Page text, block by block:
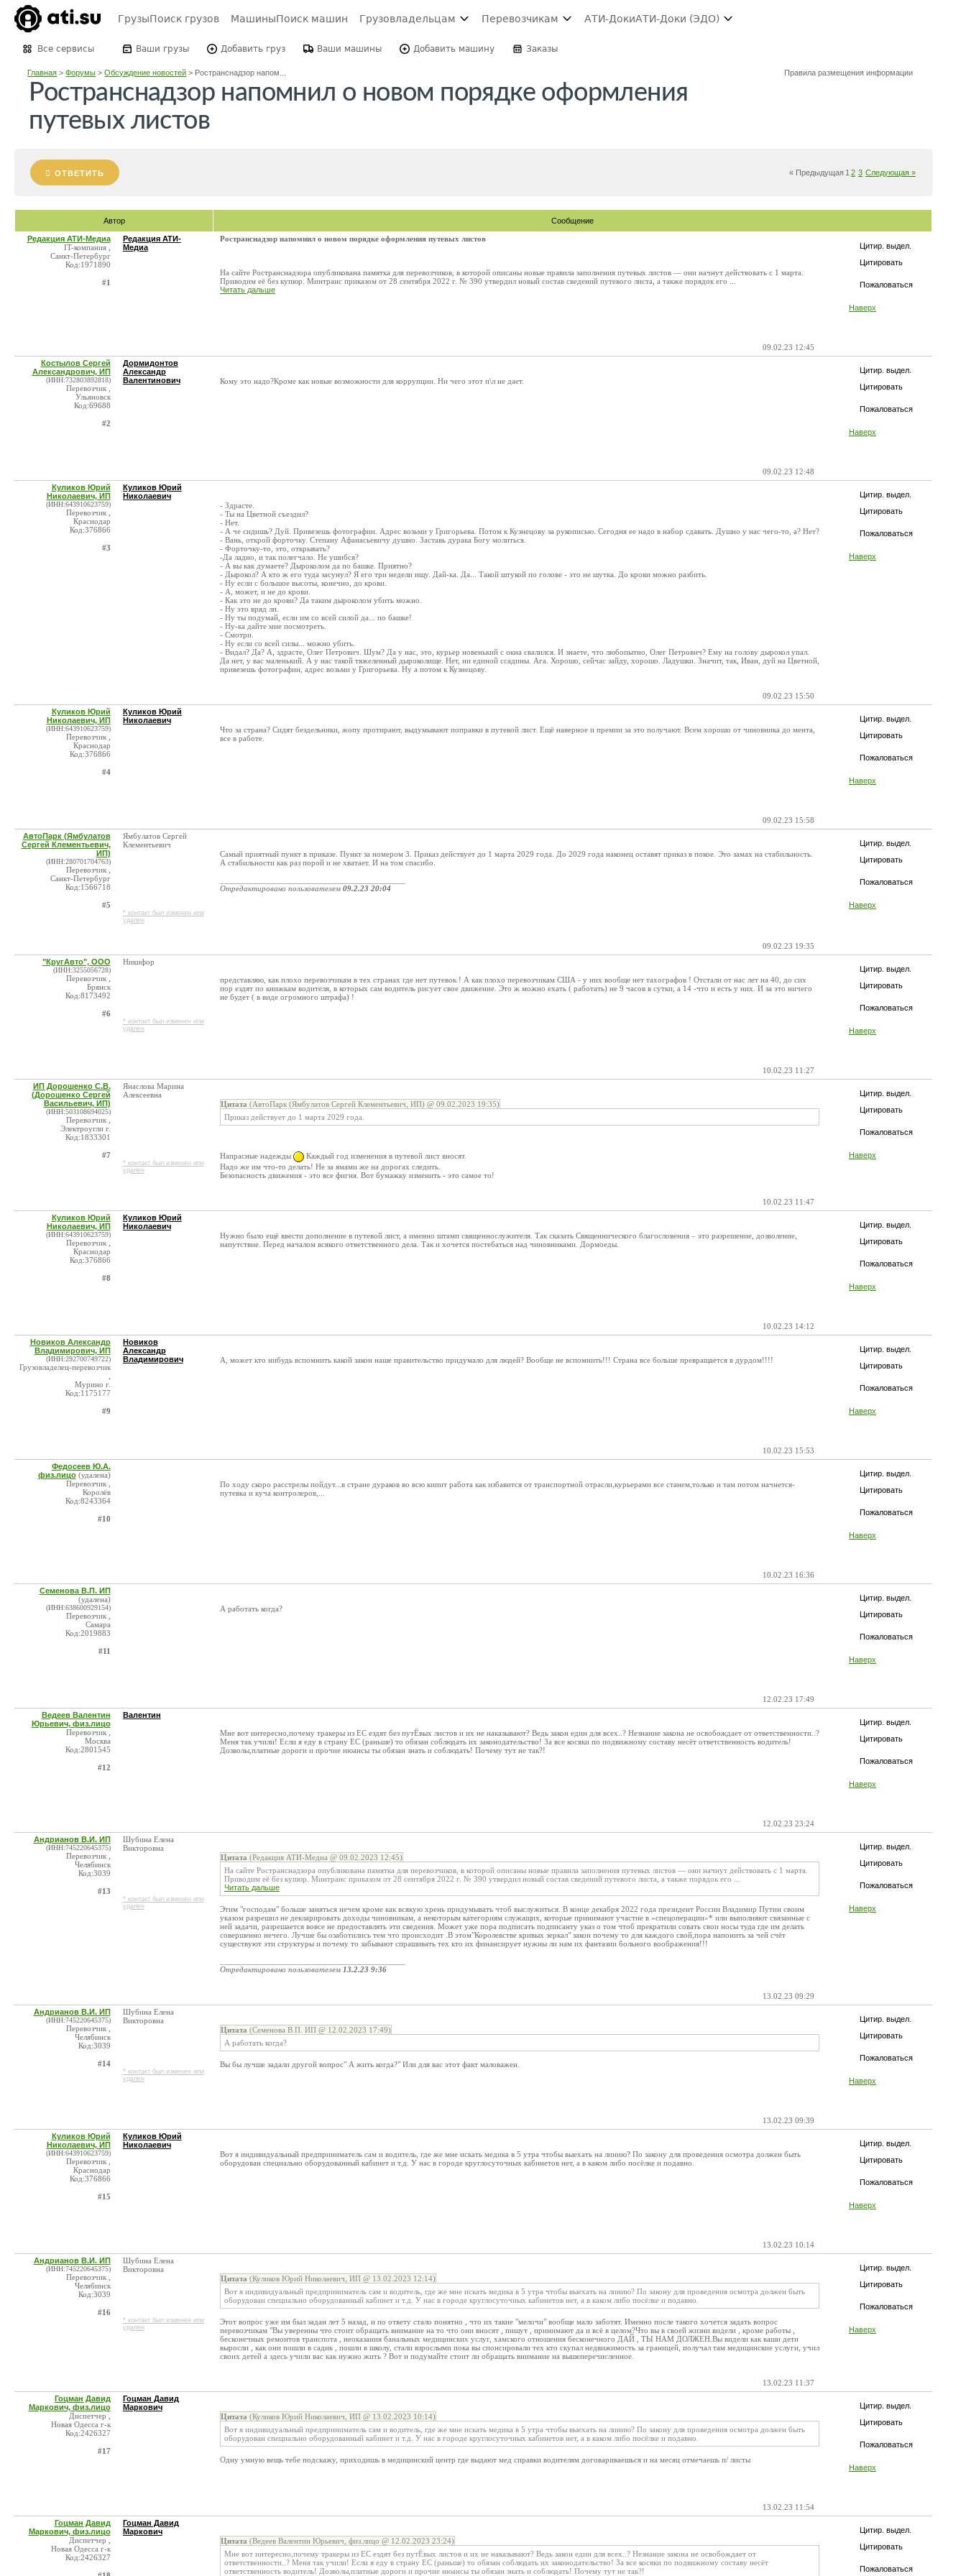
ГрузыПоиск грузов МашиныПоиск машин Грузовладельцам Перевозчикам АТИ-ДокиАТИ-Доки (ЭДО)
Все сервисы Ваши грузы Добавить груз Ваши машины Добавить машину Заказы
Главная >Форумы >Обсуждение новостей > Ространснадзор напом... Правила размещения информации
Ространснадзор напомнил о новом порядке оформления
путевых листов
ОТВЕТИТЬ « Предыдущая 1 2 3 Следующая »
Автор Сообщение
Цитир. выдел.
Цитировать
Пожаловаться
Наверх
Редакция АТИ-Медиа
IT-компания ,
Санкт-Петербург
Код:1971890
#1
Редакция АТИ-
Медиа
Ространснадзор напомнил о новом порядке оформления путевых листов
На сайте Ространснадзора опубликована памятка для перевозчиков, в которой описаны новые правила заполнения путевых листов — они начнут действовать с 1 марта.
Приводим её без купюр. Минтранс приказом от 28 сентября 2022 г. № 390 утвердил новый состав сведений путевого листа, а также порядок его ...
Читать дальше
09.02.23 12:45
Цитир. выдел.
Цитировать
Пожаловаться
Наверх
Костылов Сергей
Александрович, ИП
(ИНН:732803892818)
Перевозчик ,
Ульяновск
Код:69688
#2
Дормидонтов
Александр
Валентинович
Кому это надо?Кроме как новые возможности для коррупции. Ни чего этот п\л не дает.
09.02.23 12:48
Цитир. выдел.
Цитировать
Пожаловаться
Наверх
Куликов Юрий
Николаевич, ИП
(ИНН:643910623759)
Перевозчик ,
Краснодар
Код:376866
#3
Куликов Юрий
Николаевич
- Здрасте.
- Ты на Цветной съездил?
- Нет.
- А че сидишь? Дуй. Привезешь фотографии. Адрес возьми у Григорьева. Потом к Кузнецову за рукописью. Сегодня ее надо в набор сдавать. Душно у нас чего-то, а? Нет?
- Вань, открой форточку. Степану Афанасьевичу душно. Заставь дурака Богу молиться.
- Форточку-то, это, открывать?
-Да ладно, и так полегчало. Не ушибся?
- А вы как думаете? Дыроколом да по башке. Приятно?
- Дырокол? А кто ж его туда засунул? Я его три недели ищу. Дай-ка. Да... Такой штукой по голове - это не шутка. До крови можно разбить.
- Ну если с большое высоты, конечно, до крови.
- А, может, и не до крови.
- Как это не до крови? Да таким дыроколом убить можно.
- Ну это вряд ли.
- Ну ты подумай, если им со всей силой да... по башке!
- Ну-ка дайте мне посмотреть.
- Смотри.
- Ну если со всей силы... можно убить.
- Видал? Да? А, здрасте, Олег Петрович. Шум? Да у нас, это, курьер новенький с окна свалился. И знаете, что любопытно, Олег Петрович? Ему на голову дырокол упал.
Да нет, у вас маленький. А у нас такой тяжеленный дыроколище. Нет, ни единой ссадины. Ага. Хорошо, сейчас зайду, хорошо. Ладушки. Значит, так, Иван, дуй на Цветной,
привезешь фотографии, адрес возьми у Григорьева. Ну а потом к Кузнецову.
09.02.23 15:50
Цитир. выдел.
Цитировать
Пожаловаться
Наверх
Куликов Юрий
Николаевич, ИП
(ИНН:643910623759)
Перевозчик ,
Краснодар
Код:376866
#4
Куликов Юрий
Николаевич
Что за страна? Сидят бездельники, жопу протирают, выдумывают поправки в путевой лист. Ещё наверное и премии за это получают. Всем хорошо от чиновника до мента,
все в работе.
09.02.23 15:58
Цитир. выдел.
Цитировать
Пожаловаться
Наверх
АвтоПарк (Ямбулатов
Сергей Клементьевич,
ИП)
(ИНН:280701704763)
Перевозчик ,
Санкт-Петербург
Код:1566718
#5
Ямбулатов Сергей
Клементьевич
* контакт был изменен или
удален
Самый приятный пункт в приказе. Пункт за номером 3. Приказ действует до 1 марта 2029 года. До 2029 года наконец оставят приказ в покое. Это замах на стабильность.
А стабильности как раз порой и не хватает. И на том спасибо.
Отредактировано пользователем 09.2.23 20:04
09.02.23 19:35
Цитир. выдел.
Цитировать
Пожаловаться
Наверх
"КругАвто", ООО
(ИНН:3255056728)
Перевозчик ,
Брянск
Код:8173492
#6
Никифор
* контакт был изменен или
удален
представляю, как плохо перевозчикам в тех странах где нет путевок ! А как плохо перевозчикам США - у них вообще нет тахографов ! Отстали от нас лет на 40, до сих
пор ездят по книжкам водителя, в которых сам водитель рисует свое движение. Это ж можно ехать ( работать) не 9 часов в сутки, а 14 -что и есть у них. И за это ничего
не будет ( в виде огромного штрафа) !
10.02.23 11:27
Цитир. выдел.
Цитировать
Пожаловаться
Наверх
ИП Дорошенко С.В.
(Дорошенко Сергей
Васильевич, ИП)
(ИНН:503108694025)
Перевозчик ,
Электроугли г.
Код:1833301
#7
Янаслова Марина
Алексеевна
* контакт был изменен или
удален
Цитата (АвтоПарк (Ямбулатов Сергей Клементьевич, ИП) @ 09.02.2023 19:35)
Приказ действует до 1 марта 2029 года.
Напрасные надежды
Каждый год изменения в путевой лист вносят.
Надо же им что-то делать! Не за ямами же на дорогах следить.
Безопасность движения - это все фигня. Вот бумажку изменить - это самое то!
10.02.23 11:47
Цитир. выдел.
Цитировать
Пожаловаться
Наверх
Куликов Юрий
Николаевич, ИП
(ИНН:643910623759)
Перевозчик ,
Краснодар
Код:376866
#8
Куликов Юрий
Николаевич
Нужно было ещё ввести дополнение в путевой лист, а именно штамп священнослужителя. Так сказать Священнического благословения – это разрешение, дозволение,
напутствие. Перед началом всякого ответственного дела. Так и хочется постебаться над чиновниками. Дормоеды.
10.02.23 14:12
Цитир. выдел.
Цитировать
Пожаловаться
Наверх
Новиков Александр
Владимирович, ИП
(ИНН:292700749722)
Грузовладелец-перевозчик
Мурино г.
Код:1175177
#9
Новиков
Александр
Владимирович
А, может кто нибудь вспомнить какой закон наше правительство придумало для людей? Вообще не вспомнить!!! Страна все больше превращается в дурдом!!!!
10.02.23 15:53
Цитир. выдел.
Цитировать
Пожаловаться
Наверх
Федосеев Ю.А.
физ.лицо (удалена)
Перевозчик ,
Королёв
Код:8243364
#10
По ходу скоро расстрелы пойдут...в стране дураков во всю кипит работа как избавится от транспортной отрасли,курьерами все станем,только и там потом начнется-
путевка и куча контролеров,...
10.02.23 16:36
Цитир. выдел.
Цитировать
Пожаловаться
Наверх
Семенова В.П. ИП
(удалена)
(ИНН:638600929154)
Перевозчик ,
Самара
Код:2019883
#11
А работать когда?
12.02.23 17:49
Цитир. выдел.
Цитировать
Пожаловаться
Наверх
Ведеев Валентин
Юрьевич, физ.лицо
Перевозчик ,
Москва
Код:2801545
#12
Валентин
Мне вот интересно,почему тракеры из ЕС ездят без путЁвых листов и их не наказывают? Ведь закон един для всех..? Незнание закона не освобождает от ответственности..?
Меня так учили! Если я еду в страну ЕС (раньше) то обязан соблюдать их законодательство! За все косяки по подвижному составу несёт ответственность водитель!
Дозволы,платные дороги и прочие нюансы ты обязан знать и соблюдать! Почему тут не так?!
12.02.23 23:24
Цитир. выдел.
Цитировать
Пожаловаться
Наверх
Андрианов В.И. ИП
(ИНН:745220645375)
Перевозчик ,
Челябинск
Код:3039
#13
Шубина Елена
Викторовна
* контакт был изменен или
удален
Цитата (Редакция АТИ-Медиа @ 09.02.2023 12:45)
На сайте Ространснадзора опубликована памятка для перевозчиков, в которой описаны новые правила заполнения путевых листов — они начнут действовать с 1 марта.
Приводим её без купюр. Минтранс приказом от 28 сентября 2022 г. № 390 утвердил новый состав сведений путевого листа, а также порядок его ...
Читать дальше
Этим "господам" больше заняться нечем кроме как всякую хрень придумывать чтоб выслужиться. В конце декабря 2022 года президент России Владимир Путин своим
указом разрешил не декларировать доходы чиновникам, а некоторым категориям служащих, которые принимают участие в «спецоперации»* или выполняют связанные с
ней задачи, разрешается вовсе не предоставлять эти сведения. Может уже пора подписать подписанту указ о том чтоб прекратили совать свои носы туда где им делать
совершенно нечего. Лучше бы озаботились тем что происходит .В этом"Королевстве кривых зеркал" закон почему то для каждого свой,пора напонить за чей счёт
существуют эти структуры и почему то забывают спрашивать тех кто их финансирует нужны ли нам их фантазии больного воображения!!!
Отредактировано пользователем 13.2.23 9:36
13.02.23 09:29
Цитир. выдел.
Цитировать
Пожаловаться
Наверх
Андрианов В.И. ИП
(ИНН:745220645375)
Перевозчик ,
Челябинск
Код:3039
#14
Шубина Елена
Викторовна
* контакт был изменен или
удален
Цитата (Семенова В.П. ИП @ 12.02.2023 17:49)
А работать когда?
Вы бы лучше задали другой вопрос" А жить когда?" Или для вас этот факт маловажен.
13.02.23 09:39
Цитир. выдел.
Цитировать
Пожаловаться
Наверх
Куликов Юрий
Николаевич, ИП
(ИНН:643910623759)
Перевозчик ,
Краснодар
Код:376866
#15
Куликов Юрий
Николаевич
Вот я индивидуальный предприниматель сам и водитель, где же мне искать медика в 5 утра чтобы выехать на линию? По закону для проведения осмотра должен быть
оборудован специально оборудованный кабинет и т.д. У нас в городе круглосуточных кабинетов нет, а в каком либо посёлке и подавно.
13.02.23 10:14
Цитир. выдел.
Цитировать
Пожаловаться
Наверх
Андрианов В.И. ИП
(ИНН:745220645375)
Перевозчик ,
Челябинск
Код:3039
#16
Шубина Елена
Викторовна
* контакт был изменен или
удален
Цитата (Куликов Юрий Николаевич, ИП @ 13.02.2023 12:14)
Вот я индивидуальный предприниматель сам и водитель, где же мне искать медика в 5 утра чтобы выехать на линию? По закону для проведения осмотра должен быть
оборудован специально оборудованный кабинет и т.д. У нас в городе круглосуточных кабинетов нет, а в каком либо посёлке и подавно.
Этот вопрос уже им был задан лет 5 назад, и по ответу стало понятно , что их такие "мелочи" вообще мало заботят. Именно после такого хочется задать вопрос
перевозчикам "Вы уверенны что стоит обращать внимание на то что они вносят , пишут , принимают да и всё в целом?Что вы в своей жизни видели , кроме работы ,
бесконечных ремонтов транспота , неоказания банальных медицинских услуг, хамского отношения бесконечного ДАЙ , ТЫ НАМ ДОЛЖЕН.Вы видели как ваши дети
выросли , как они пошли в садик , пошли в школу, стали взрослыми пока вы спонсировали тех кто скупал недвижимость за границей, получал там медицинские услуги, учил
своих детей а здесь учили вас как нужно жить ? Вот и подумайте стоит ли обращать внимание на вышеперечисленное.
13.02.23 11:37
Цитир. выдел.
Цитировать
Пожаловаться
Наверх
Гоцман Давид
Маркович, физ.лицо
Диспетчер ,
Новая Одесса г-к
Код:2426327
#17
Гоцман Давид
Маркович
Цитата (Куликов Юрий Николаевич, ИП @ 13.02.2023 10:14)
Вот я индивидуальный предприниматель сам и водитель, где же мне искать медика в 5 утра чтобы выехать на линию? По закону для проведения осмотра должен быть
оборудован специально оборудованный кабинет и т.д. У нас в городе круглосуточных кабинетов нет, а в каком либо посёлке и подавно.
Одну умную вещь тебе подскажу, приходишь в медицинский центр где выдают мед справки водителям договариваешься и на месяц отмечаешь п/ листы
13.02.23 11:54
Цитир. выдел.
Цитировать
Пожаловаться
Гоцман Давид
Маркович, физ.лицо
Диспетчер ,
Новая Одесса г-к
Код:2426327
Гоцман Давид
Маркович
Цитата (Ведеев Валентин Юрьевич, физ.лицо @ 12.02.2023 23:24)
Мне вот интересно,почему тракеры из ЕС ездят без путЁвых листов и их не наказывают? Ведь закон един для всех..? Незнание закона не освобождает от
ответственности..? Меня так учили! Если я еду в страну ЕС (раньше) то обязан соблюдать их законодательство! За все косяки по подвижному составу несёт
ответственность водитель! Дозволы,платные дороги и прочие нюансы ты обязан знать и соблюдать! Почему тут не так?!